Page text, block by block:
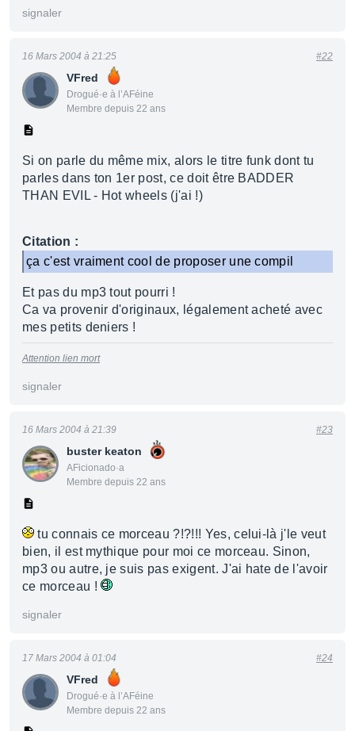
signaler
VFred
Drogué·e à l’AFéine
Membre depuis 22 ans
16 Mars 2004 à 21:25 #22
Si on parle du même mix, alors le titre funk dont tu
parles dans ton 1er post, ce doit être BADDER
THAN EVIL - Hot wheels (j'ai !)
Citation :
ça c'est vraiment cool de proposer une compil
Et pas du mp3 tout pourri !
Ca va provenir d'originaux, légalement acheté avec
mes petits deniers !
Attention lien mort
signaler
buster keaton
AFicionado·a
Membre depuis 22 ans
16 Mars 2004 à 21:39 #23
tu connais ce morceau ?!?!!! Yes, celui-là j'le veut
bien, il est mythique pour moi ce morceau. Sinon,
mp3 ou autre, je suis pas exigent. J'ai hate de l'avoir
ce morceau !
signaler
VFred
Drogué·e à l’AFéine
Membre depuis 22 ans
17 Mars 2004 à 01:04 #24